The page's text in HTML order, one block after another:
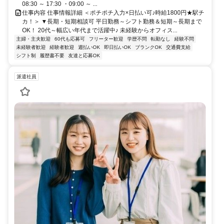
08:30 ～ 17:30 ・09:00 ～ ...
仕事内容 仕事情報詳細 ＜ポチポチ入力×日払い可♪時給1800円★駅チ
カ！＞ ▼長期・短期相談可 平日勤務～シフト勤務＆短期～長期まで
OK！ 20代～幅広い年代まで活躍中♪ 未経験からオフィス...
主婦・主夫歓迎 60代も応募可 フリーター歓迎 学歴不問 転勤なし
経験不問
未経験者歓迎
経験者歓迎 週払いOK 即日払いOK ブランクOK
交通費支給
シフト制
履歴書不要 友達と応募OK
派遣社員